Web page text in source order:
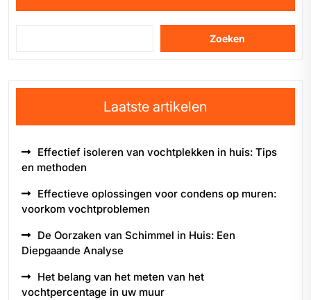
Zoeken
Laatste artikelen
Effectief isoleren van vochtplekken in huis: Tips
en methoden
Effectieve oplossingen voor condens op muren:
voorkom vochtproblemen
De Oorzaken van Schimmel in Huis: Een
Diepgaande Analyse
Het belang van het meten van het
vochtpercentage in uw muur